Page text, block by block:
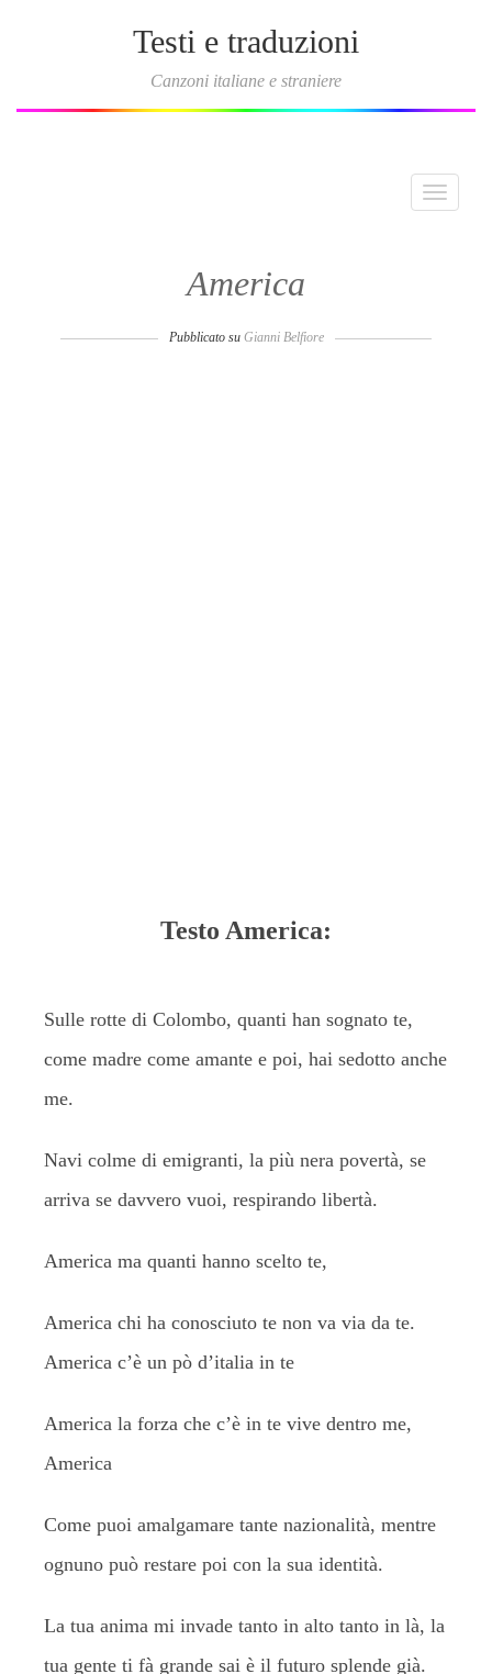
Testi e traduzioni
Canzoni italiane e straniere
Toggle
America
Pubblicato su Gianni Belfiore
Testo America:
Sulle rotte di Colombo, quanti han sognato te,
come madre come amante e poi, hai sedotto anche
me.
Navi colme di emigranti, la più nera povertà, se
arriva se davvero vuoi, respirando libertà.
America ma quanti hanno scelto te,
America chi ha conosciuto te non va via da te.
America c’è un pò d’italia in te
America la forza che c’è in te vive dentro me,
America
Come puoi amalgamare tante nazionalità, mentre
ognuno può restare poi con la sua identità.
La tua anima mi invade tanto in alto tanto in là, la
tua gente ti fà grande sai è il futuro splende già.